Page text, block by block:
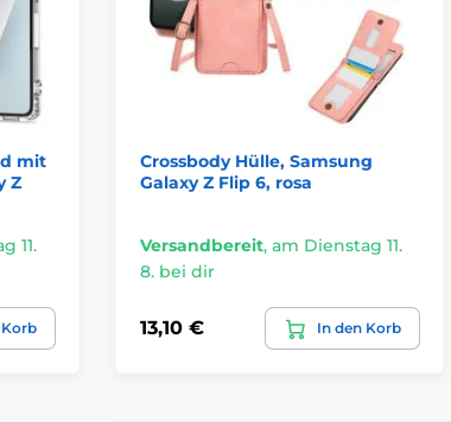
mit
Z
11.
Crossbody Hülle, Samsung
Galaxy Z Flip 6, rosa
Versandbereit, am Dienstag 11.
8. bei dir
13,10 € In den Korb